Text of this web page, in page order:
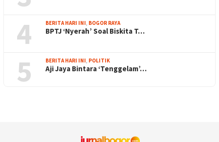
4 BERITA HARI INI, BOGOR RAYA
BPTJ ‘Nyerah’ Soal Biskita T…
5 BERITA HARI INI, POLITIK
Aji Jaya Bintara ‘Tenggelam’…